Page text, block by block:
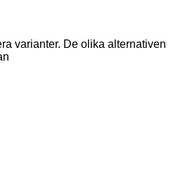
varianter. De olika alternativen